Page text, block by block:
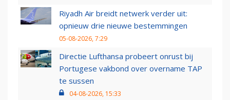
Riyadh Air breidt netwerk verder uit:
opnieuw drie nieuwe bestemmingen
05-08-2026, 7:29
Directie Lufthansa probeert onrust bij
Portugese vakbond over overname TAP
te sussen
04-08-2026, 15:33